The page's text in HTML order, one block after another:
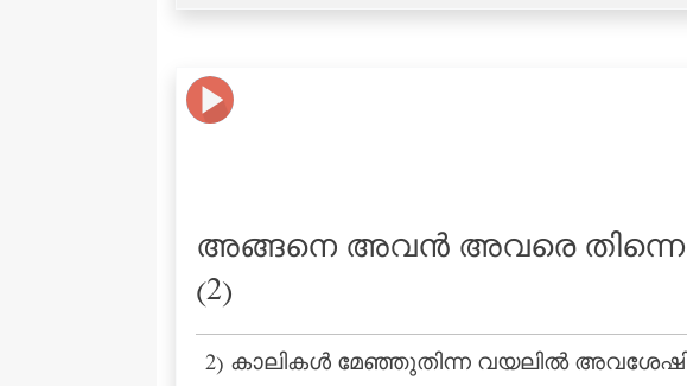
അങ്ങനെ അവന്‍ അവരെ
(2)
2) കാലികള്‍ മേഞ്ഞുതിന്ന വയലില്‍